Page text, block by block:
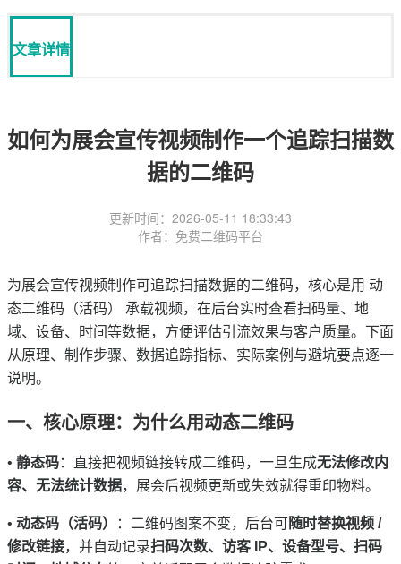
文章详情
如何为展会宣传视频制作一个追踪扫描数
据的二维码
更新时间：2026-05-11 18:33:43
作者：免费二维码平台
为展会宣传视频制作可追踪扫描数据的二维码，核心是用 动
态二维码（活码）
承载视频，在后台实时查看扫码量、地
域、设备、时间等数据，方便评估引流效果与客户质量。下面
从原理、制作步骤、数据追踪指标、实际案例与避坑要点逐一
说明。
一、核心原理：为什么用动态二维码
• 静态码：直接把视频链接转成二维码，一旦生成无法修改内
容、无法统计数据，展会后视频更新或失效就得重印物料。
• 动态码（活码） ：二维码图案不变，后台可随时替换视频 /
修改链接，并自动记录扫码次数、访客 IP、设备型号、扫码